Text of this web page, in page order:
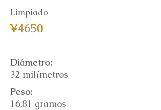
Limpiado
¥4650
Diámetro:
32 milímetros
Peso:
16,81 gramos